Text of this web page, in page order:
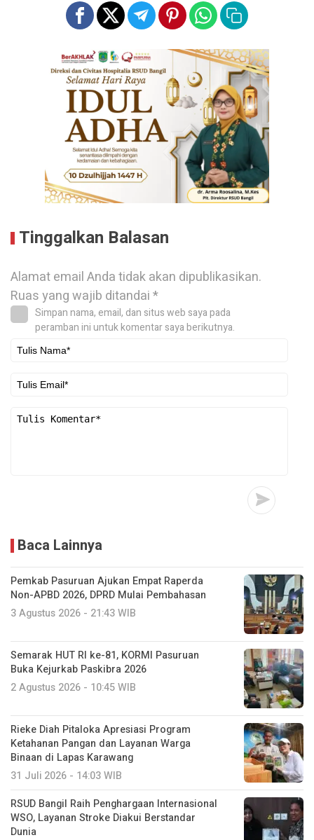
Tinggalkan Balasan
Alamat email Anda tidak akan dipublikasikan.
Ruas yang wajib ditandai*
Simpan nama, email, dan situs web saya pada
peramban ini untuk komentar saya berikutnya.
Baca Lainnya
Pemkab Pasuruan Ajukan Empat Raperda
Non-APBD 2026, DPRD Mulai Pembahasan
3 Agustus 2026 - 21:43 WIB
Semarak HUT RI ke-81, KORMI Pasuruan
Buka Kejurkab Paskibra 2026
2 Agustus 2026 - 10:45 WIB
Rieke Diah Pitaloka Apresiasi Program
Ketahanan Pangan dan Layanan Warga
Binaan di Lapas Karawang
31 Juli 2026 - 14:03 WIB
RSUD Bangil Raih Penghargaan Internasional
WSO, Layanan Stroke Diakui Berstandar
Dunia